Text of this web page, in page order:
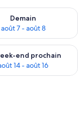
- août 7
Demain
août 7 - août 8
disponibilité pour
7 - août 9
end prochain
14 - août 16
disponibilité pour